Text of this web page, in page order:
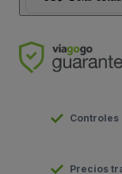
Precios